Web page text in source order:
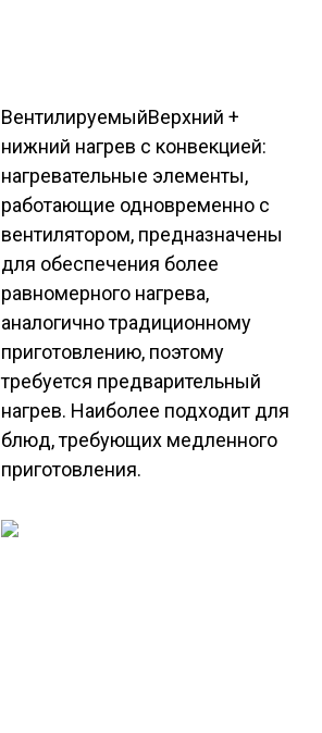
ВентилируемыйВерхний +
нижний нагрев с конвекцией:
нагревательные элементы,
работающие одновременно с
вентилятором, предназначены
для обеспечения более
равномерного нагрева,
аналогично традиционному
приготовлению, поэтому
требуется предварительный
нагрев. Наиболее подходит для
блюд, требующих медленного
приготовления.